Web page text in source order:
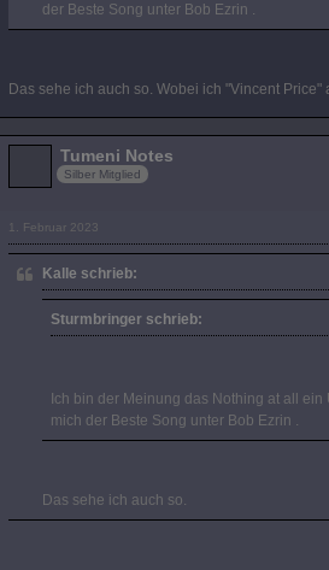
der Beste Song unter Bob Ezrin .
Das sehe ich auch so. Wobei ich "Vincent Price"
Tumeni Notes
Silber Mitglied
1. Februar 2023
Kalle schrieb:
Sturmbringer schrieb:
Ich bin der Meinung das Nothing at all
mich der Beste Song unter Bob Ezrin .
Das sehe ich auch so.